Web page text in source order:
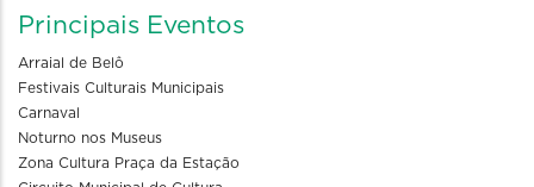
Principais Eventos
Arraial de Belô
Festivais Culturais Municipais
Carnaval
Noturno nos Museus
Zona Cultura Praça da Estação